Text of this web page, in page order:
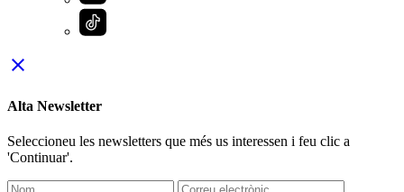
close
Alta Newsletter
Seleccioneu les newsletters que més us interessen i feu clic a
'Continuar'.